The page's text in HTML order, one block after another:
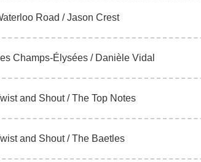
Road / Jason Crest
Champs-Élysées / Danièle Vidal
and Shout / The Top Notes
and Shout / The Baetles